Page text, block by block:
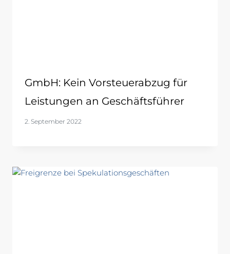
GmbH: Kein Vorsteuerabzug für
Leistungen an Geschäftsführer
2. September 2022